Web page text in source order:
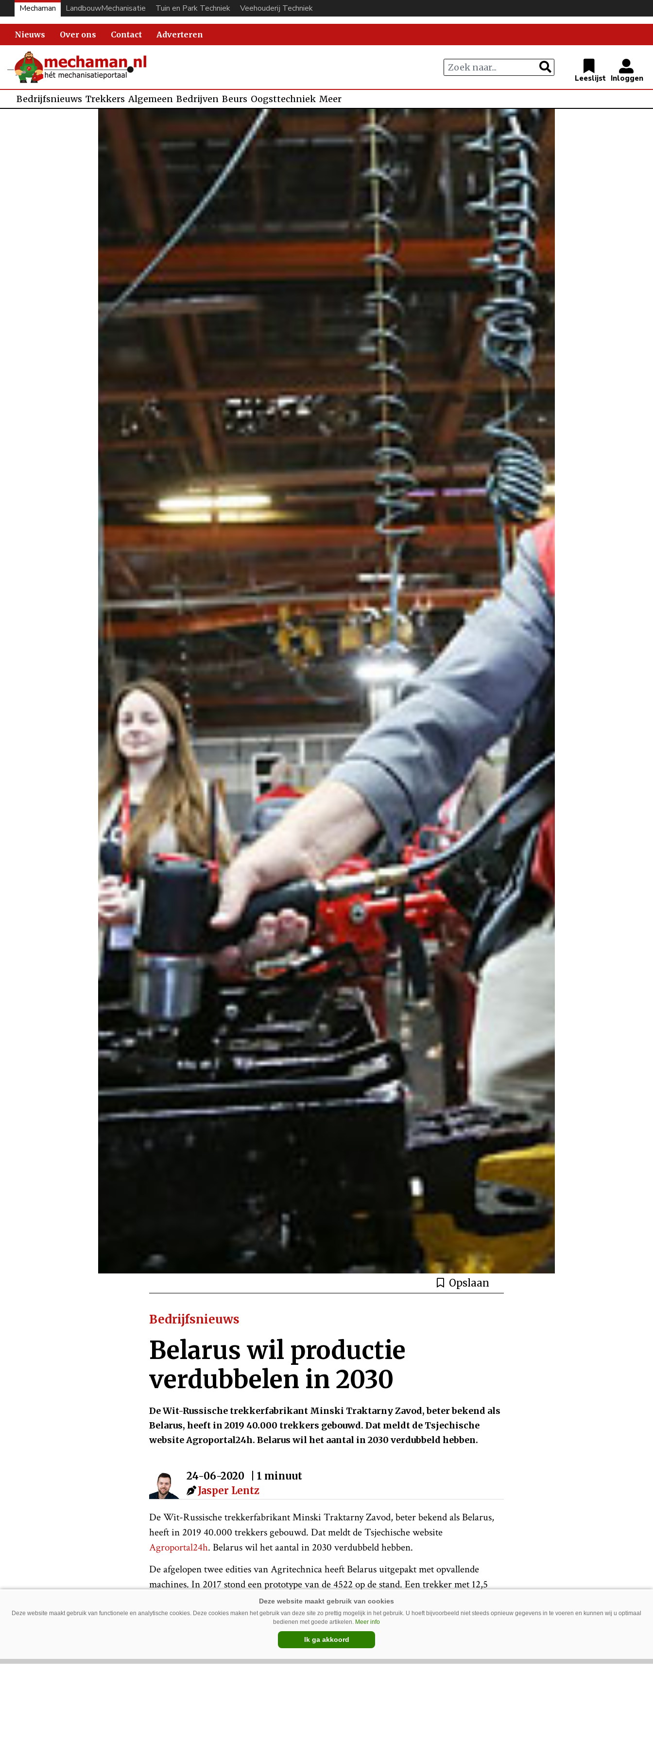
Mechaman LandbouwMechanisatie Tuin en Park Techniek Veehouderij Techniek
Nieuws Over ons Contact Adverteren
Bedrijfsnieuws Trekkers Algemeen Bedrijven Beurs Oogsttechniek Meer
Opslaan
Bedrijfsnieuws
Belarus wil productie
verdubbelen in 2030
De Wit-Russische trekkerfabrikant Minski Traktarny Zavod, beter bekend als
Belarus, heeft in 2019 40.000 trekkers gebouwd. Dat meldt de Tsjechische
website Agroportal24h. Belarus wil het aantal in 2030 verdubbeld hebben.
24-06-2020
| 1 minuut
Jasper Lentz
De Wit-Russische trekkerfabrikant Minski Traktarny Zavod, beter bekend als Belarus,
heeft in 2019 40.000 trekkers gebouwd. Dat meldt de Tsjechische website
Agroportal24h. Belarus wil het aantal in 2030 verdubbeld hebben.
De afgelopen twee edities van Agritechnica heeft Belarus uitgepakt met opvallende
machines. In 2017 stond een prototype van de 4522 op de stand. Een trekker met 12,5
liter C13 Caterpillar motor met een vermogen van 343 kW (466 pk). Destijds voldeed de
trekker nog niet aan de West-Europese normen, maar inmiddels wordt de trekker die
wel aan de normen voldoet gebouwd. Begin mei werd de
Minsk. Opvallend: het compleet rode uiterlijk.
Op Agritechnica 2019 kwam de Wit-Russische fabrikant met een nieuwe serie trekkers.
Deze website maakt gebruik van functionele en analytische cookies. Deze cookies maken het gebruik van deze site zo prettig mogelijk in het gebruik. U hoeft bijvoorbeeld niet steeds opnieuw gegevens in te voeren en kunnen wij u optimaal
bedienen met goede artikelen. Meer info
Ik ga akkoord